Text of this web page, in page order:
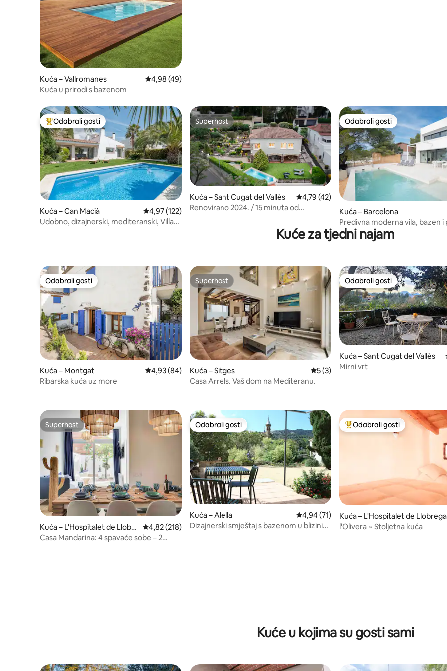
Kuća – Vallromanes Prosječna ocjena: 4,98/5, recenzija: 49
4,98 (49)
Kuća u prirodi s bazenom
Među najviše rangiranima s oznakom „Odabrali gosti”
Odabrali gosti
Kuća – Can Macià Prosječna ocjena: 4,97/5, recenzija: 122
4,97 (122)
Udobno, dizajnerski, mediteranski, Villa
Superhost
Superhost
Kuća – Sant Cugat del Vallès Prosječna ocjena: 4,79/5, recenzija: 42
4,79 (42)
Renovirano 2024. / 15 minuta od
Odabrali gosti
Odabrali gosti
Kuća – Barcelona
Predivna moderna vila, bazen i
more, za 8 gostiju
Kuće za tjedni najam
Odabrali gosti
Odabrali gosti
Kuća – Montgat Prosječna ocjena: 4,93/5, recenzija: 84
4,93 (84)
Ribarska kuća uz more
Superhost
Superhost
Kuća – Sitges Prosječna ocjena: 5/5, recenzija: 3
5 (3)
Casa Arrels. Vaš dom na Mediteranu.
Odabrali gosti
Odabrali gosti
Kuća – Sant Cugat del Vallès
Mirni vrt
Superhost
Superhost
Kuća – L'Hospitalet de Llobre
gat
Prosječna ocjena: 4,82/5, recenzija: 218
4,82 (218)
Casa Mandarina: 4 spavaće sobe – 2
Odabrali gosti
Odabrali gosti
Kuća – Alella Prosječna ocjena: 4,94/5, recenzija: 71
4,94 (71)
Dizajnerski smještaj s bazenom u blizini
Među najviše rangiranima s
Odabrali gosti
Kuća – L'Hospitalet de
l'Olivera ~ Stoljetna kuća
Kuće u kojima su gosti sami